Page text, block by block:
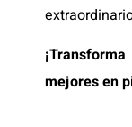
mejores en